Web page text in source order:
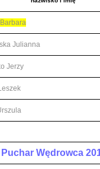
Julianna
Jerzy
Puchar Wędrowca